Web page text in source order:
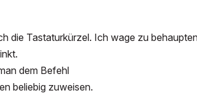
die Tastaturkürzel. Ich wage zu
dem Befehl
beliebig zuweisen.